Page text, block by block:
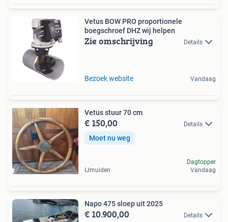
Vetus BOW PRO proportionele
boegschroef DHZ wij helpen
Zie omschrijving Details
Bezoek website Vandaag
Vetus stuur 70 cm
€ 150,00 Details
Moet nu weg
IJmuiden
Dagtopper
Vandaag
Napo 475 sloep uit 2025
€ 10.900,00 Details